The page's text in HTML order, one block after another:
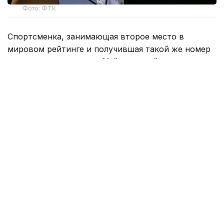
Фото: ФТК
Спортсменка, занимающая второе место в
мировом рейтинге и получившая такой же номер
посева, встречалась с 61-й ракеткой мира